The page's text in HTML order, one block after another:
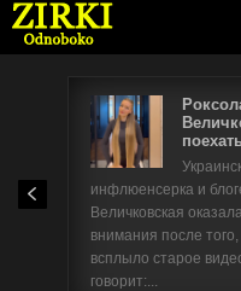
инфлюенсерка и
Величковская
внимания после того,
всплыло старое
говорит:...